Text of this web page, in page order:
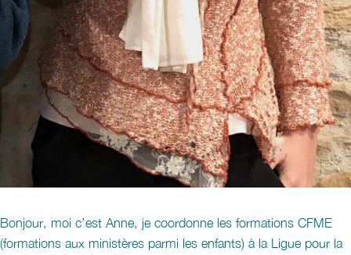
Bonjour, moi c’est Anne, je coordonne les formations CFME
(formations aux ministères parmi les enfants) à la Ligue pour la